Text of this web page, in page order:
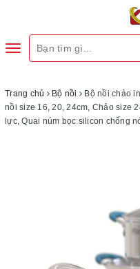
Toggle
Trang chủ Bộ nồi
Bộ nồi chảo
nồi size 16, 20, 24cm, Chảo size
lực, Quai núm bọc silicon chống